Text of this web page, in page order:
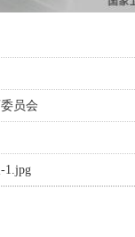
员会
1.jpg